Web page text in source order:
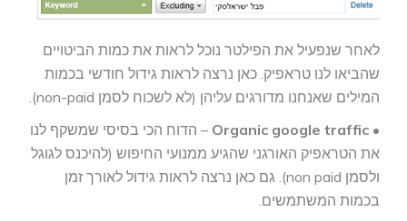
לאחר שנפעיל את הפילטר נוכל לראות את כמות הביטויים
שהביאו לנו טראפיק. כאן נרצה לראות גידול חודשי בכמות
המילים שאנחנו מדורגים עליהן (לא לשכוח לסמן non-paid).
•
Organic google traffic – הדוח הכי בסיסי שמשקף לנו
את הטראפיק האורגני שהגיע ממנועי החיפוש (להיכנס לגוגל
ולסמן non paid). גם כאן נרצה לראות גידול לאורך זמן
בכמות המשתמשים.